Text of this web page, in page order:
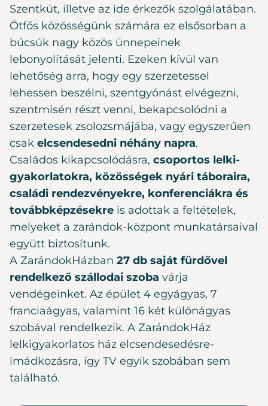
Szentkút, illetve az ide érkezők szolgálatában.
Ötfős közösségünk számára ez elsősorban a
búcsúk nagy közös ünnepeinek
lebonyolítását jelenti. Ezeken kívül van
lehetőség arra, hogy egy szerzetessel
lehessen beszélni, szentgyónást elvégezni,
szentmisén részt venni, bekapcsolódni a
szerzetesek zsolozsmájába, vagy egyszerűen
csak elcsendesedni néhány napra.
Családos kikapcsolódásra, csoportos lelki-
gyakorlatokra, közösségek nyári táboraira,
családi rendezvényekre, konferenciákra és
továbbképzésekre is adottak a feltételek,
melyeket a zarándok-központ munkatársaival
együtt biztosítunk.
A ZarándokHázban 27 db saját fürdővel
rendelkező szállodai szoba várja
vendégeinket. Az épület 4 egyágyas, 7
franciaágyas, valamint 16 két különágyas
szobával rendelkezik. A ZarándokHáz
lelkigyakorlatos ház elcsendesedésre-
imádkozásra, így TV egyik szobában sem
található.